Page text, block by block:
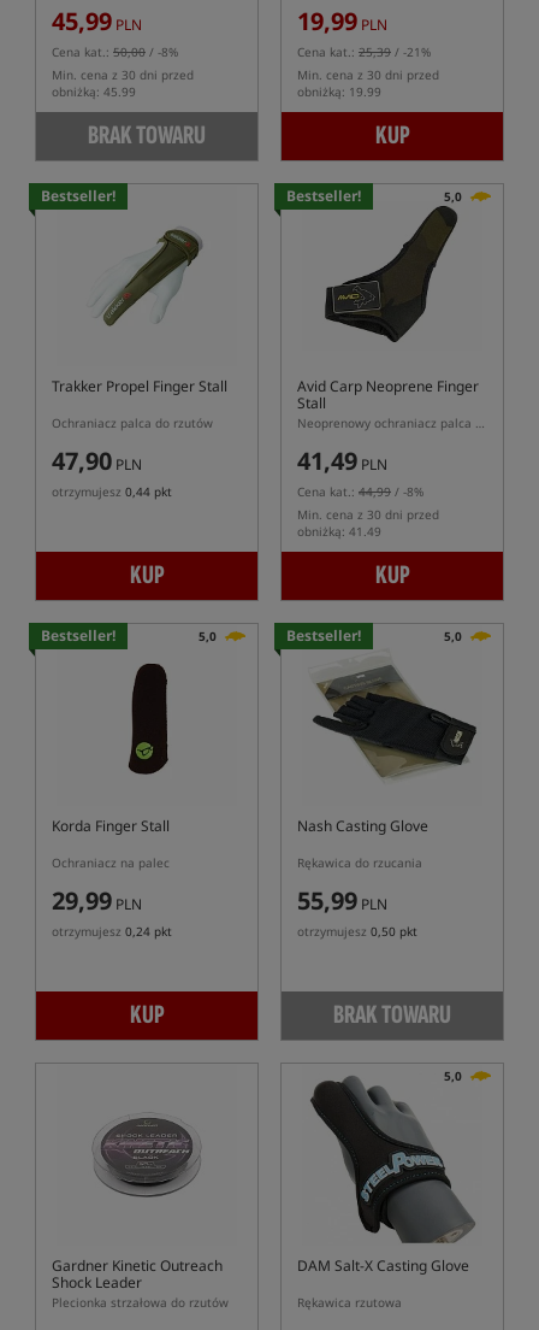
45,99 PLN
Cena kat.: 50,00 / -8%
Min. cena z 30 dni przed
obniżką: 45.99
BRAK TOWARU
19,99 PLN
Cena kat.: 25,39 / -21%
Min. cena z 30 dni przed
obniżką: 19.99
KUP
Bestseller!
Trakker Propel Finger Stall
Ochraniacz palca do rzutów
47,90 PLN
otrzymujesz 0,44 pkt
KUP
Bestseller! 5,0
Avid Carp Neoprene Finger
Stall
Neoprenowy ochraniacz palca do rzutu w kolorze kamuflażu
41,49 PLN
Cena kat.: 44,99 / -8%
Min. cena z 30 dni przed
obniżką: 41.49
KUP
Bestseller! 5,0
Korda Finger Stall
Ochraniacz na palec
29,99 PLN
otrzymujesz 0,24 pkt
KUP
Bestseller! 5,0
Nash Casting Glove
Rękawica do rzucania
55,99 PLN
otrzymujesz 0,50 pkt
BRAK TOWARU
Gardner Kinetic Outreach
Shock Leader
Plecionka strzałowa do rzutów
5,0
DAM Salt-X Casting Glove
Rękawica rzutowa